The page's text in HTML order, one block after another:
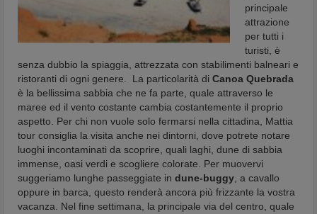
principale
attrazione
per tutti i
turisti, è
senza dubbio la spiaggia, attrezzata con stabilimenti balneari e
ristoranti di ogni genere. La particolarità diCanoa Quebrada
è la bellissima sabbia che ne fa parte, quale attraverso le
maree ed il vento costante cambia costantemente il proprio
aspetto. Per chi non vuole solo fermarsi nella cittadina, Mattia
tour consiglia la visita anche nei dintorni, dove potrete notare
luoghi incontaminati da scoprire, quali laghi, dune di sabbia
immense, oasi verdi e scogliere colorate. Per muovervi
suggeriamo lunghe passeggiate indune-buggy , a cavallo
oppure in barca, questo renderà ancora più frizzante la vostra
vacanza. Nel fine settimana, la principale via del centro, quale